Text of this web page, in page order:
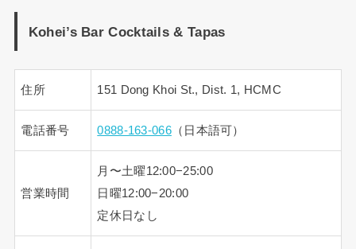
Kohei’s Bar Cocktails & Tapas
住所 151 Dong Khoi St., Dist. 1, HCMC
電話番号 0888-163-066（日本語可）
営業時間
月〜土曜12:00−25:00
日曜12:00−20:00
定休日なし